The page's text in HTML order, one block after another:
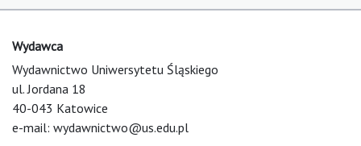
Wydawca
Wydawnictwo Uniwersytetu Śląskiego
ul. Jordana 18
40-043 Katowice
e-mail: wydawnictwo@us.edu.pl